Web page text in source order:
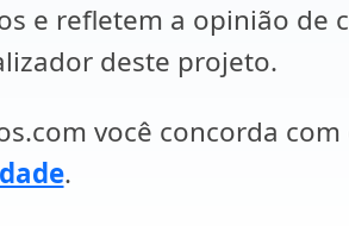
e refletem a opinião de
deste projeto.
você concorda com
.